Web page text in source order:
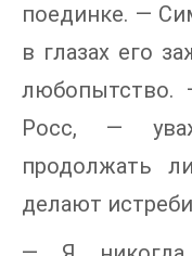
поединке. —
в глазах его
Росс, —
продолжать
делают